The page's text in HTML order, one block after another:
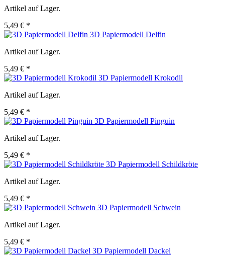
Artikel auf Lager.
5,49 € *
3D Papiermodell Delfin
Artikel auf Lager.
5,49 € *
3D Papiermodell Krokodil
Artikel auf Lager.
5,49 € *
3D Papiermodell Pinguin
Artikel auf Lager.
5,49 € *
3D Papiermodell Schildkröte
Artikel auf Lager.
5,49 € *
3D Papiermodell Schwein
Artikel auf Lager.
5,49 € *
3D Papiermodell Dackel